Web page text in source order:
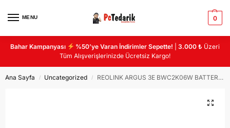
MENU 0
Bahar Kampanyası %50’ye Varan İndirimler Sepette! |3.000 ₺ Üzeri
Tüm Alışverişlerinizde Ücretsiz Kargo!
Ana Sayfa / Uncategorized / REOLINK ARGUS 3E BWC2K06W BATTERY WI-FI KAMERA